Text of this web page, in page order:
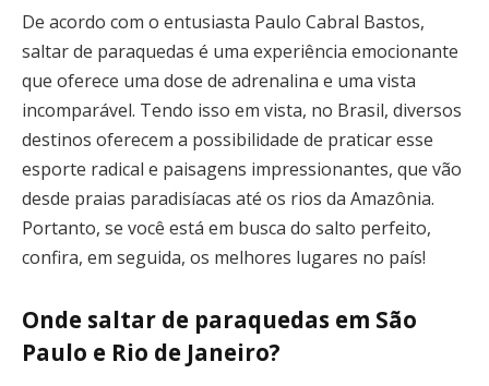
De acordo com o entusiasta Paulo Cabral Bastos,
saltar de paraquedas é uma experiência emocionante
que oferece uma dose de adrenalina e uma vista
incomparável. Tendo isso em vista, no Brasil, diversos
destinos oferecem a possibilidade de praticar esse
esporte radical e paisagens impressionantes, que vão
desde praias paradisíacas até os rios da Amazônia.
Portanto, se você está em busca do salto perfeito,
confira, em seguida, os melhores lugares no país!
Onde saltar de paraquedas em São
Paulo e Rio de Janeiro?